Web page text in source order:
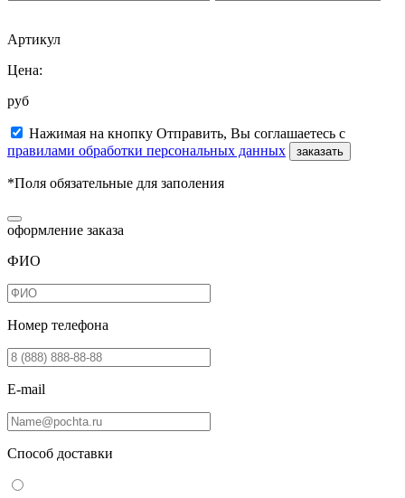
Артикул
Цена:
руб
Нажимая на кнопку Отправить, Вы соглашаетесь с
правилами обработки персональных данных
заказать
*Поля обязательные для заполения
оформление заказа
ФИО
Номер телефона
E-mail
Способ доставки